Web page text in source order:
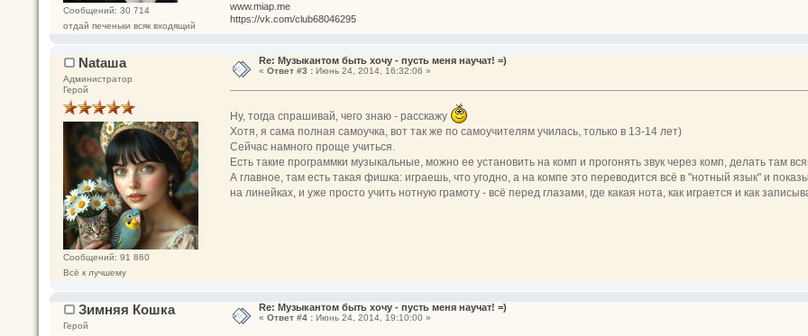
Сообщений: 30 714
отдай печеньки всяк входящий
www.miap.me
https://vk.com/club68046295
Nataшa
Администратор
Герой
Сообщений: 91 860
Всё к лучшему
Re: Музыкантом быть хочу - пусть меня научат! =)
« Ответ #3 :Июнь 24, 2014, 16:32:06 »
Ну, тогда спрашивай, чего знаю - расскажу
Хотя, я сама полная самоучка, вот так же по самоучителям училась, только в 13-14 лет)
Сейчас намного проще учиться.
Есть такие программки музыкальные, можно ее установить на комп и прогонять звук через комп, делать там
А главное, там есть такая фишка: играешь, что угодно, а на компе это переводится всё в "нотный язык" и
на линейках, и уже просто учить нотную грамоту - всё перед глазами, где какая нота, как играется и как
Зимняя Кошка
Герой
Re: Музыкантом быть хочу - пусть меня научат! =)
« Ответ #4 :Июнь 24, 2014, 19:10:00 »